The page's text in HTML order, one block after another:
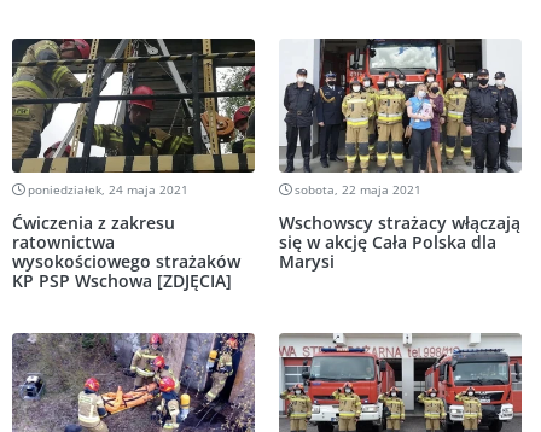
poniedziałek, 24 maja 2021
Ćwiczenia z zakresu
ratownictwa
wysokościowego strażaków
KP PSP Wschowa [ZDJĘCIA]
sobota, 22 maja 2021
Wschowscy strażacy włączają
się w akcję Cała Polska dla
Marysi